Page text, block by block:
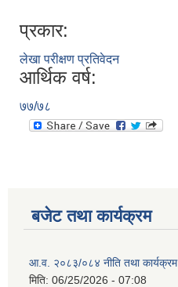
प्रकार:
लेखा परीक्षण प्रतिवेदन
आर्थिक वर्ष:
७७/७८
बजेट तथा कार्यक्रम
आ.व. २०८३/०८४ नीति तथा कार्यक्रम
मिति: 06/25/2026 - 07:08